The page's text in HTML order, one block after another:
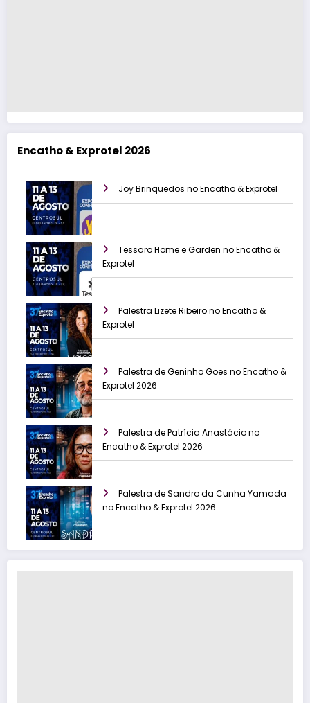
Encatho & Exprotel 2026
Joy Brinquedos no Encatho & Exprotel
Tessaro Home e Garden no Encatho &
Exprotel
Palestra Lizete Ribeiro no Encatho &
Exprotel
Palestra de Geninho Goes no Encatho &
Exprotel 2026
Palestra de Patrícia Anastácio no
Encatho & Exprotel 2026
Palestra de Sandro da Cunha Yamada
no Encatho & Exprotel 2026